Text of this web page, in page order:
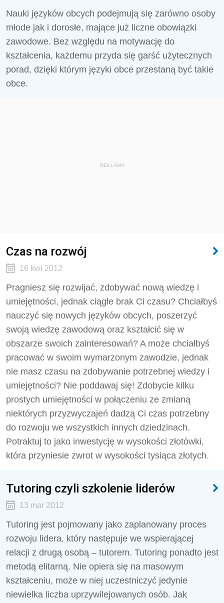
Nauki języków obcych podejmują się zarówno osoby
młode jak i dorosłe, mające już liczne obowiązki
zawodowe. Bez względu na motywację do
kształcenia, każdemu przyda się garść użytecznych
porad, dzięki którym języki obce przestaną być takie
obce.
REKLAMA
Czas na rozwój
16 kwi 2012
Pragniesz się rozwijać, zdobywać nową wiedzę i
umiejętności, jednak ciągle brak Ci czasu? Chciałbyś
nauczyć się nowych języków obcych, poszerzyć
swoją wiedzę zawodową oraz kształcić się w
obszarze swoich zainteresowań? A może chciałbyś
pracować w swoim wymarzonym zawodzie, jednak
nie masz czasu na zdobywanie potrzebnej wiedzy i
umiejętności? Nie poddawaj się! Zdobycie kilku
prostych umiejętności w połączeniu ze zmianą
niektórych przyzwyczajeń dadzą Ci czas potrzebny
do rozwoju we wszystkich innych dziedzinach.
Potraktuj to jako inwestycję w wysokości złotówki,
która przyniesie zwrot w wysokości tysiąca złotych.
Tutoring czyli szkolenie liderów
13 mar 2012
Tutoring jest pojmowany jako zaplanowany proces
rozwoju lidera, który następuje we wspierającej
relacji z drugą osobą – tutorem. Tutoring ponadto jest
metodą elitarną. Nie opiera się na masowym
kształceniu, może w niej uczestniczyć jedynie
niewielka liczba uprzywilejowanych osób. Jak